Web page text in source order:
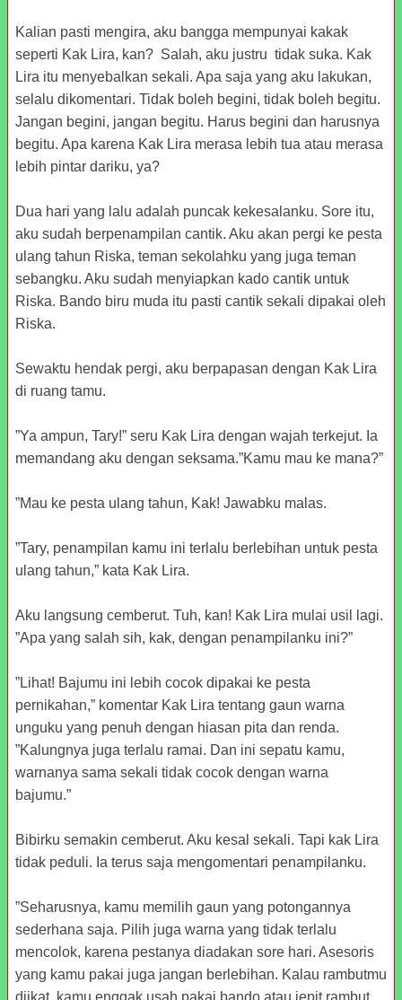
Kalian pasti mengira, aku bangga mempunyai kakak
seperti Kak Lira, kan? Salah, aku justru tidak suka. Kak
Lira itu menyebalkan sekali. Apa saja yang aku lakukan,
selalu dikomentari. Tidak boleh begini, tidak boleh begitu.
Jangan begini, jangan begitu. Harus begini dan harusnya
begitu. Apa karena Kak Lira merasa lebih tua atau merasa
lebih pintar dariku, ya?
Dua hari yang lalu adalah puncak kekesalanku. Sore itu,
aku sudah berpenampilan cantik. Aku akan pergi ke pesta
ulang tahun Riska, teman sekolahku yang juga teman
sebangku. Aku sudah menyiapkan kado cantik untuk
Riska. Bando biru muda itu pasti cantik sekali dipakai oleh
Riska.
Sewaktu hendak pergi, aku berpapasan dengan Kak Lira
di ruang tamu.
”Ya ampun, Tary!” seru Kak Lira dengan wajah terkejut. Ia
memandang aku dengan seksama.”Kamu mau ke mana?”
”Mau ke pesta ulang tahun, Kak! Jawabku malas.
”Tary, penampilan kamu ini terlalu berlebihan untuk pesta
ulang tahun,” kata Kak Lira.
Aku langsung cemberut. Tuh, kan! Kak Lira mulai usil lagi.
”Apa yang salah sih, kak, dengan penampilanku ini?”
”Lihat! Bajumu ini lebih cocok dipakai ke pesta
pernikahan,” komentar Kak Lira tentang gaun warna
unguku yang penuh dengan hiasan pita dan renda.
”Kalungnya juga terlalu ramai. Dan ini sepatu kamu,
warnanya sama sekali tidak cocok dengan warna
bajumu.”
Bibirku semakin cemberut. Aku kesal sekali. Tapi kak Lira
tidak peduli. Ia terus saja mengomentari penampilanku.
”Seharusnya, kamu memilih gaun yang potongannya
sederhana saja. Pilih juga warna yang tidak terlalu
mencolok, karena pestanya diadakan sore hari. Asesoris
yang kamu pakai juga jangan berlebihan. Kalau rambutmu
diikat, kamu enggak usah pakai bando atau jepit rambut